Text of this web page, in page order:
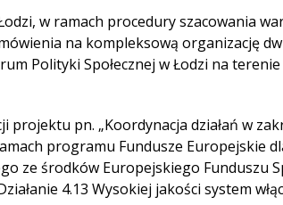
w ramach procedury szacowania
na kompleksową organizację
Polityki Społecznej w Łodzi na
projektu pn. „Koordynacja działań w
programu Fundusze Europejskie
ze środków Europejskiego Funduszu
4.13 Wysokiej jakości system